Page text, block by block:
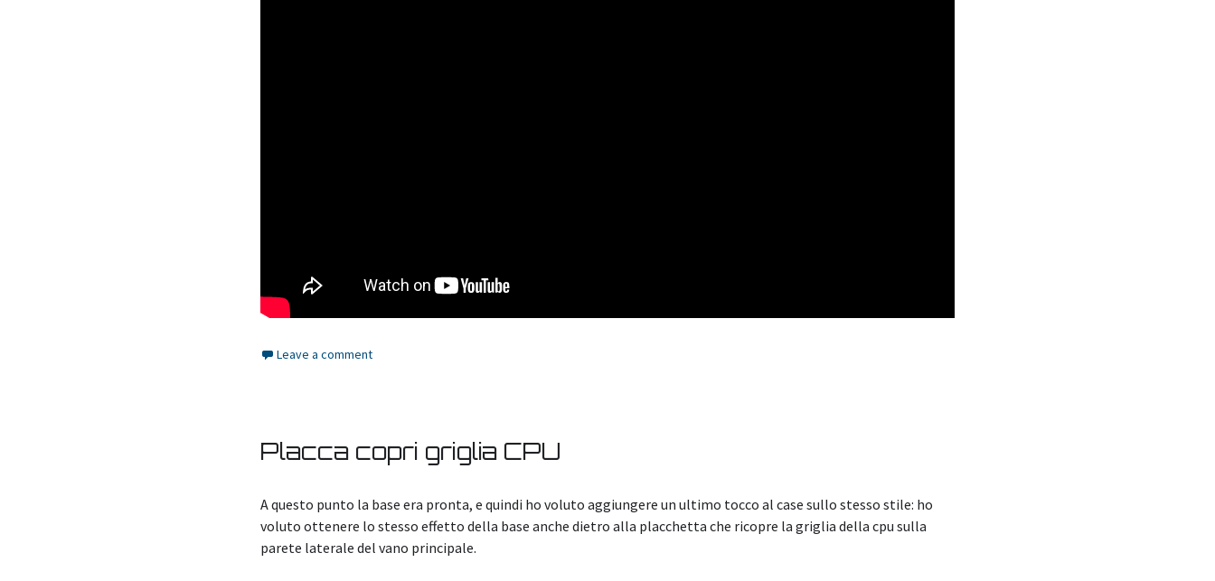
Leave a comment
Placca copri griglia CPU
A questo punto la base era pronta, e quindi ho voluto aggiungere un ultimo tocco al case sullo stesso stile: ho
voluto ottenere lo stesso effetto della base anche dietro alla placchetta che ricopre la griglia della cpu sulla
parete laterale del vano principale.